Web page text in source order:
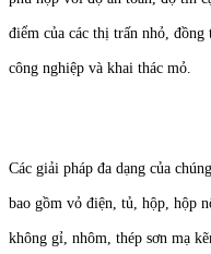
điểm của các thị trấn nhỏ, đồng
công nghiệp và khai thác mỏ.
Các giải pháp đa dạng của
bao gồm vỏ điện, tủ, hộp, hộp
không gỉ, nhôm, thép sơn mạ